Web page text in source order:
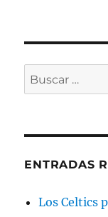
Buscar
por:
ENTRADAS
Los Celtics